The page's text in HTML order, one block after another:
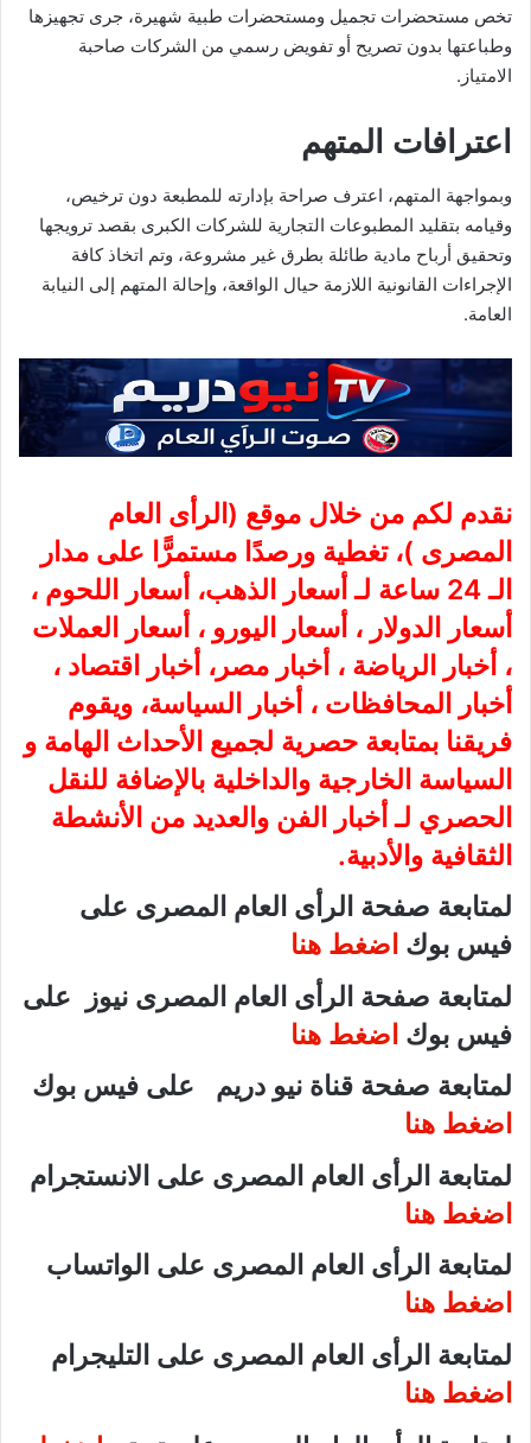
تخص مستحضرات تجميل ومستحضرات طبية شهيرة، جرى تجهيزها
وطباعتها بدون تصريح أو تفويض رسمي من الشركات صاحبة
الامتياز.
اعترافات المتهم
وبمواجهة المتهم، اعترف صراحة بإدارته للمطبعة دون ترخيص،
وقيامه بتقليد المطبوعات التجارية للشركات الكبرى بقصد ترويجها
وتحقيق أرباح مادية طائلة بطرق غير مشروعة، وتم اتخاذ كافة
الإجراءات القانونية اللازمة حيال الواقعة، وإحالة المتهم إلى النيابة
العامة.
نقدم لكم من خلال موقع ( الرأى العام
المصرى )، تغطية ورصدًا مستمرًّا على مدار
الـ 24 ساعة لـ أسعار الذهب، أسعار اللحوم ،
أسعار الدولار ، أسعار اليورو ، أسعار العملات
، أخبار الرياضة ، أخبار مصر، أخبار اقتصاد ،
أخبار المحافظات ، أخبار السياسة، ويقوم
فريقنا بمتابعة حصرية لجميع الأحداث الهامة و
السياسة الخارجية والداخلية بالإضافة للنقل
الحصري لـ أخبار الفن والعديد من الأنشطة
الثقافية والأدبية.
لمتابعة صفحة الرأى العام المصرى على
فيس بوك اضغط هنا
لمتابعة صفحة الرأى العام المصرى نيوز على
فيس بوك اضغط هنا
لمتابعة صفحة قناة نيو دريم على فيس بوك
اضغط هنا
لمتابعة الرأى العام المصرى على الانستجرام
اضغط هنا
لمتابعة الرأى العام المصرى على الواتساب
اضغط هنا
لمتابعة الرأى العام المصرى على التليجرام
اضغط هنا